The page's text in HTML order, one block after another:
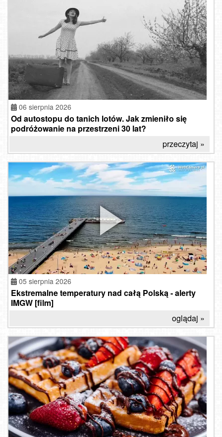
06 sierpnia 2026
Od autostopu do tanich lotów. Jak zmieniło się
podróżowanie na przestrzeni 30 lat?
przeczytaj »
05 sierpnia 2026
Ekstremalne temperatury nad całą Polską - alerty
IMGW [film]
oglądaj »